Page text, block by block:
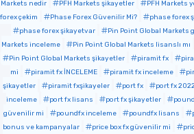
Markets nedir
PFH Markets şikayetler PFH Markets
forex çekim
Phase Forex Güvenilir Mi? phase forex
phase forex şikayetvar
Pin Point Global Markets
Markets inceleme
Pin Point Global Markets lisanslı mı
Pin Point Global Markets şikayetler
piramit fx
mi
piramit fx İNCELEME piramit fx inceleme
şikayetler
piramit fxşikayeler port fx port fx
inceleme
port fx lisans port fx şikayetler
güvenilir mi
poundfx inceleme poundfx lisans
bonus ve kampanyalar
price box fx güvenilir mi